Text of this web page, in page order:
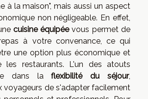
à la maison", mais aussi un aspect
non négligeable. En effet,
cuisine équipéevous permet de
à votre convenance, ce qui
une option plus économique et
les restaurants. L'un des atouts
dans laflexibilité du séjour,
voyageurs de s'adapter facilement